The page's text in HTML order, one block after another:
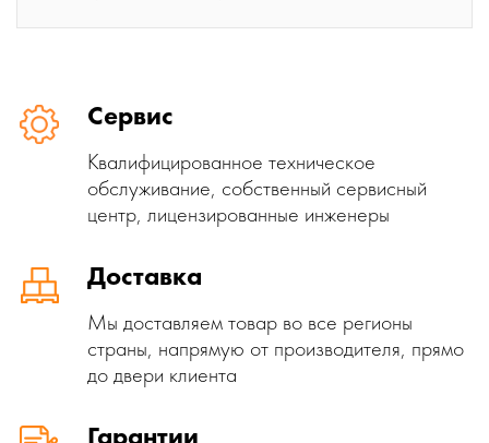
Сервис
Квалифицированное техническое
обслуживание, собственный сервисный
центр, лицензированные инженеры
Доставка
Мы доставляем товар во все регионы
страны, напрямую от производителя, прямо
до двери клиента
Гарантии